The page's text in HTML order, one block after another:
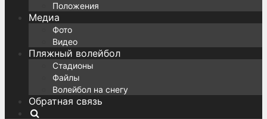
Положения
Медиа
Фото
Видео
Пляжный волейбол
Стадионы
Файлы
Волейбол на снегу
Обратная связь